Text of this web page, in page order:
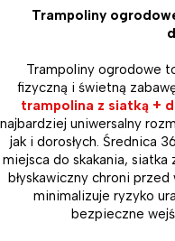
Trampoliny
Trampoliny ogrodowe
fizyczną i świetną
trampolina z siatką +
najbardziej uniwersalny
jak i dorosłych. Średnica
miejsca do skakania,
błyskawiczny chroni
minimalizuje ryzyko
bezpieczne